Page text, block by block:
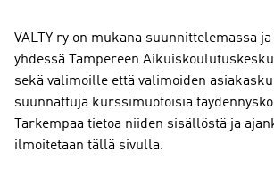
VALTY ry on mukana suunnittelemassa
yhdessä Tampereen
sekä valimoille että valimoiden
suunnattuja kurssimuotoisia
Tarkempaa tietoa niiden sisällöstä ja
ilmoitetaan tällä sivulla.